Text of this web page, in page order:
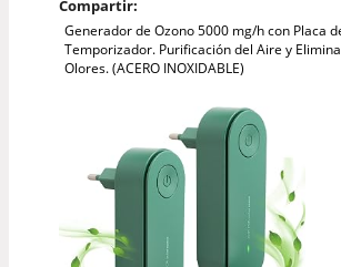
Compartir:
Generador de Ozono 5000 mg/h con Placa
Temporizador. Purificación del Aire y
Olores. (ACERO INOXIDABLE)